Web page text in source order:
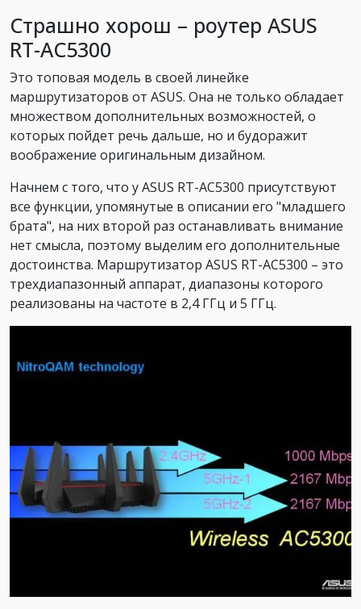
Страшно хорош – роутер ASUS
RT-AC5300
Это топовая модель в своей линейке
маршрутизаторов от ASUS. Она не только обладает
множеством дополнительных возможностей, о
которых пойдет речь дальше, но и будоражит
воображение оригинальным дизайном.
Начнем с того, что у ASUS RT-AC5300 присутствуют
все функции, упомянутые в описании его "младшего
брата", на них второй раз останавливать внимание
нет смысла, поэтому выделим его дополнительные
достоинства. Маршрутизатор ASUS RT-AC5300 – это
трехдиапазонный аппарат, диапазоны которого
реализованы на частоте в 2,4 ГГц и 5 ГГц.